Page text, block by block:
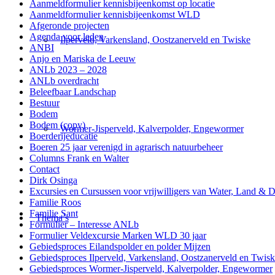
Ilperveld, Varkensland, Oostzanerveld en Twiske
Wormer-Jisperveld, Kalverpolder, Engewormer
Thema’s
Aanmeldformulier kennisbijeenkomst op locatie
Aanmeldformulier kennisbijeenkomst WLD
Afgeronde projecten
Agenda voor leden
ANBI
Anjo en Mariska de Leeuw
ANLb 2023 – 2028
ANLb overdracht
Beleefbaar Landschap
Bestuur
Bodem
Bodem (copy)
Boerderijeducatie
Boeren 25 jaar verenigd in agrarisch natuurbeheer
Columns Frank en Walter
Contact
Dirk Osinga
Excursies en Cursussen voor vrijwilligers van Water, Land &
Familie Roos
Familie Sant
Formulier – Interesse ANLb
Formulier Veldexcursie Marken WLD 30 jaar
Gebiedsproces Eilandspolder en polder Mijzen
Gebiedsproces Ilperveld, Varkensland, Oostzanerveld en
Gebiedsproces Wormer-Jisperveld, Kalverpolder, Engewormer